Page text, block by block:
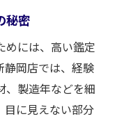
秘密
めには、高い鑑定
静岡店では、経験
、製造年などを細
目に見えない部分